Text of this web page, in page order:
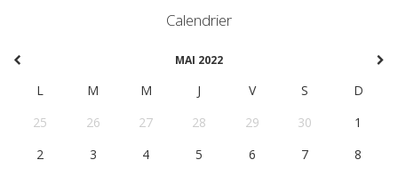
Calendrier
MAI 2022
L M M J V S
D
25
26 27 28 29 30
1
2
3 4 5 6 7
8